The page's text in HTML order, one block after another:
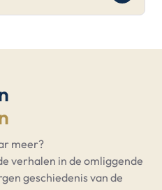
meer?
verhalen in de omliggende
geschiedenis van de